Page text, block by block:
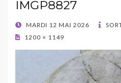
IMGP8827
POSTED
ON
MARDI 12 MAI 2026
1200 × 1149